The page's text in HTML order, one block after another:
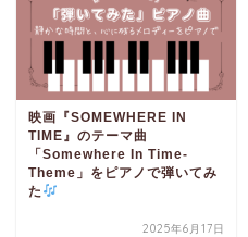
映画『SOMEWHERE IN
TIME』のテーマ曲
「Somewhere In Time-
Theme」をピアノで弾いてみ
た
2025年6月17日